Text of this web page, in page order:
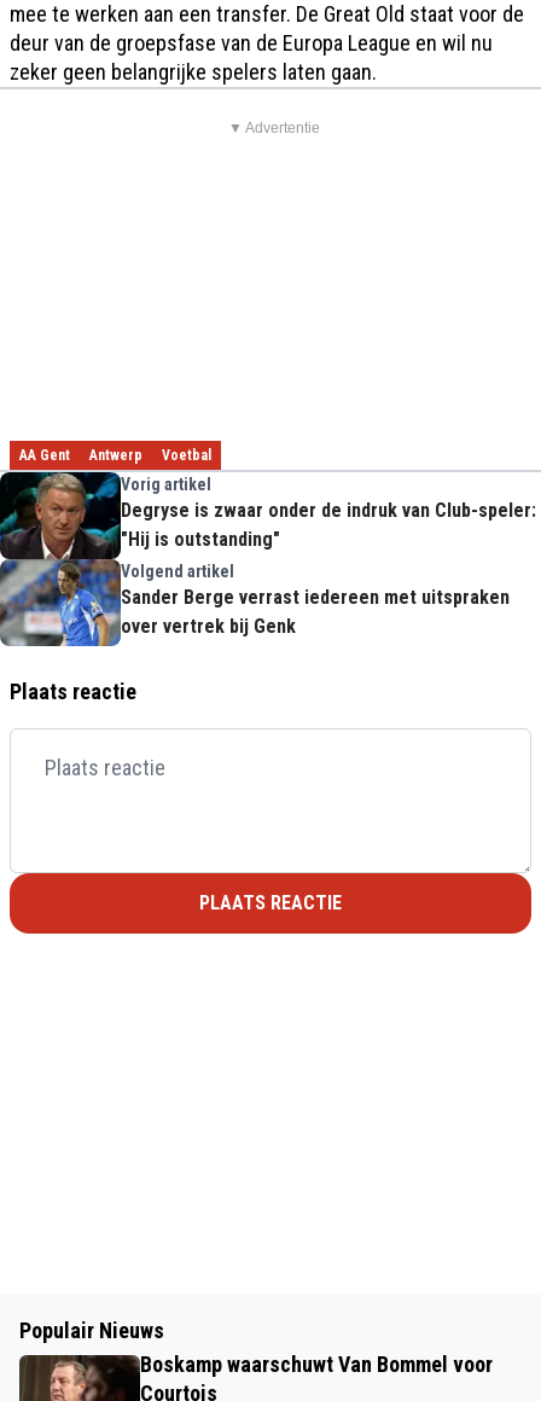
mee te werken aan een transfer. De Great Old staat voor de
deur van de groepsfase van de Europa League en wil nu
zeker geen belangrijke spelers laten gaan.
▼ Advertentie
AA Gent Antwerp Voetbal
Vorig artikel
Degryse is zwaar onder de indruk van Club-speler:
"Hij is outstanding"
Volgend artikel
Sander Berge verrast iedereen met uitspraken
over vertrek bij Genk
Plaats reactie
PLAATS REACTIE
Populair Nieuws
Boskamp waarschuwt Van Bommel voor
Courtois